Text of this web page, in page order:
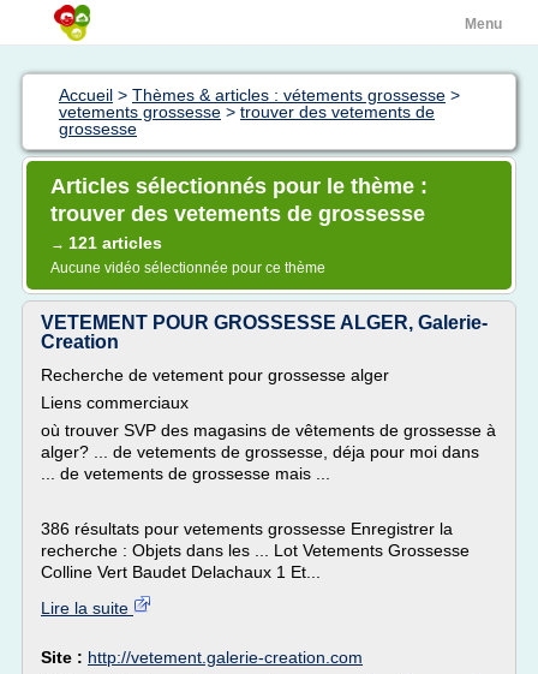
Menu
Accueil > Thèmes & articles : vétements grossesse >
vetements grossesse > trouver des vetements de
grossesse
Articles sélectionnés pour le thème :
trouver des vetements de grossesse
→ 121 articles
Aucune vidéo sélectionnée pour ce thème
VETEMENT POUR GROSSESSE ALGER, Galerie-
Creation
Recherche de vetement pour grossesse alger
Liens commerciaux
où trouver SVP des magasins de vêtements de grossesse à
alger? ... de vetements de grossesse, déja pour moi dans
... de vetements de grossesse mais ...
386 résultats pour vetements grossesse Enregistrer la
recherche : Objets dans les ... Lot Vetements Grossesse
Colline Vert Baudet Delachaux 1 Et...
Lire la suite
Site : http://vetement.galerie-creation.com